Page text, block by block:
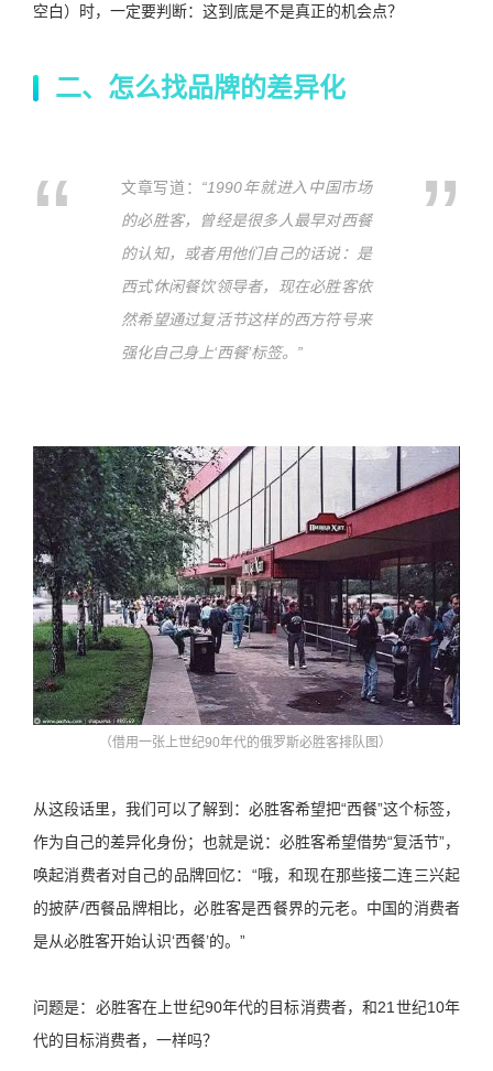
空白）时，一定要判断：这到底是不是真正的机会点？
二、 怎么找品牌的差异化
文章写道： “1990年就进入中国市场
的必胜客，曾经是很多人最早对西餐
的认知，或者用他们自己的话说：是
西式休闲餐饮领导者，现在必胜客依
然希望通过复活节这样的西方符号来
强化自己身上‘西餐’标签。”
（借用一张上世纪90年代的俄罗斯必胜客排队图）
从这段话里，我们可以了解到：必胜客希望把“西餐”这个标签，
作为自己的差异化身份；也就是说：必胜客希望借势“复活节”，
唤起消费者对自己的品牌回忆：“哦，和现在那些接二连三兴起
的披萨/西餐品牌相比，必胜客是西餐界的元老。中国的消费者
是从必胜客开始认识‘西餐’的。”
问题是：必胜客在上世纪90年代的目标消费者，和21世纪10年
代的目标消费者，一样吗？